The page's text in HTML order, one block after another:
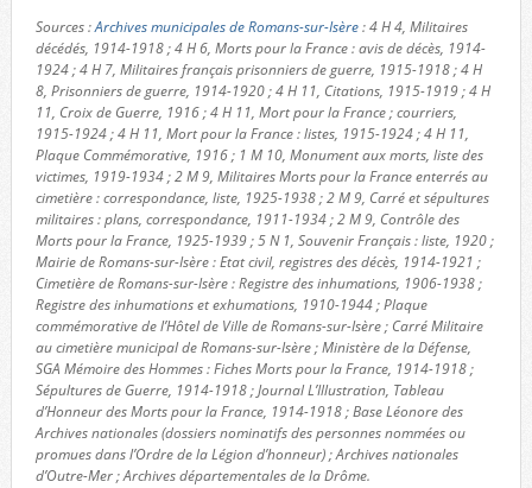
Sources :Archives municipales de Romans-sur-Isère: 4 H 4, Militaires
décédés, 1914-1918 ; 4 H 6, Morts pour la France : avis de décès, 1914-
1924 ; 4 H 7, Militaires français prisonniers de guerre, 1915-1918 ; 4 H
8, Prisonniers de guerre, 1914-1920 ; 4 H 11, Citations, 1915-1919 ; 4 H
11, Croix de Guerre, 1916 ; 4 H 11, Mort pour la France ; courriers,
1915-1924 ; 4 H 11, Mort pour la France : listes, 1915-1924 ; 4 H 11,
Plaque Commémorative, 1916 ; 1 M 10, Monument aux morts, liste des
victimes, 1919-1934 ; 2 M 9, Militaires Morts pour la France enterrés au
cimetière : correspondance, liste, 1925-1938 ; 2 M 9, Carré et sépultures
militaires : plans, correspondance, 1911-1934 ; 2 M 9, Contrôle des
Morts pour la France, 1925-1939 ; 5 N 1, Souvenir Français : liste, 1920 ;
Mairie de Romans-sur-Isère : Etat civil, registres des décès, 1914-1921 ;
Cimetière de Romans-sur-Isère : Registre des inhumations, 1906-1938 ;
Registre des inhumations et exhumations, 1910-1944 ; Plaque
commémorative de l’Hôtel de Ville de Romans-sur-Isère ; Carré Militaire
au cimetière municipal de Romans-sur-Isère ; Ministère de la Défense,
SGA Mémoire des Hommes : Fiches Morts pour la France, 1914-1918 ;
Sépultures de Guerre, 1914-1918 ; Journal L’Illustration, Tableau
d’Honneur des Morts pour la France, 1914-1918 ; Base Léonore des
Archives nationales (dossiers nominatifs des personnes nommées ou
promues dans l’Ordre de la Légion d’honneur) ; Archives nationales
d’Outre-Mer ; Archives départementales de la Drôme.